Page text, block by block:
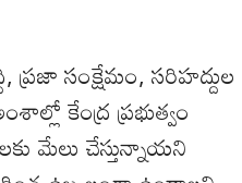
సంక్షేమం, సరిహద్దుల
కేంద్ర ప్రభుత్వం
మేలు చేస్తున్నాయని